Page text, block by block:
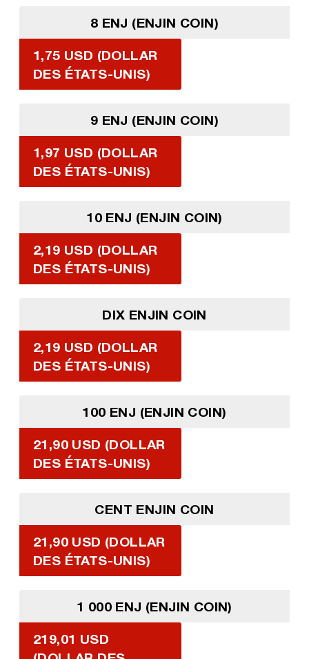
8 ENJ (ENJIN COIN)
1,75 USD (DOLLAR
DES ÉTATS-UNIS)
9 ENJ (ENJIN COIN)
1,97 USD (DOLLAR
DES ÉTATS-UNIS)
10 ENJ (ENJIN COIN)
2,19 USD (DOLLAR
DES ÉTATS-UNIS)
DIX ENJIN COIN
2,19 USD (DOLLAR
DES ÉTATS-UNIS)
100 ENJ (ENJIN COIN)
21,90 USD (DOLLAR
DES ÉTATS-UNIS)
CENT ENJIN COIN
21,90 USD (DOLLAR
DES ÉTATS-UNIS)
1 000 ENJ (ENJIN COIN)
219,01 USD